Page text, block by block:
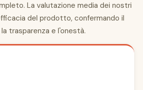
La valutazione media dei nostri
del prodotto, confermando il
trasparenza e l'onestà.